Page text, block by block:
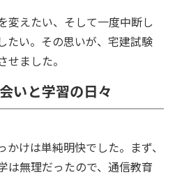
変えたい、そして一度中断し
たい。その思いが、宅建試験
ました。
いと学習の日々
けは単純明快でした。まず、
は無理だったので、通信教育